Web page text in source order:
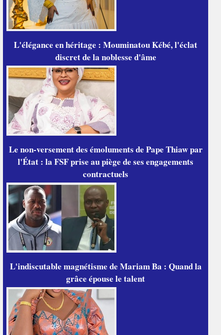
L'élégance en héritage : Mouminatou Kébé, l'éclat
discret de la noblesse d'âme
Le non-versement des émoluments de Pape Thiaw par
l'État : la FSF prise au piège de ses engagements
contractuels
L'indiscutable magnétisme de Mariam Ba : Quand la
grâce épouse le talent